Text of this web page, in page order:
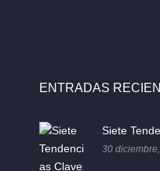
ENTRADAS
Siete
30